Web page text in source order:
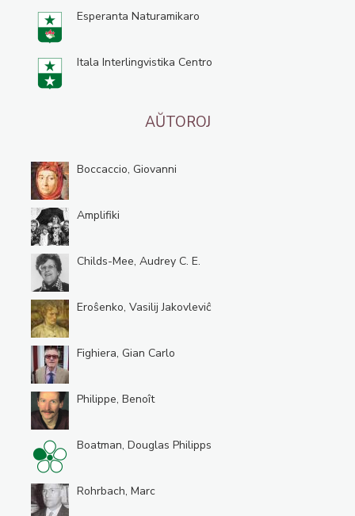
Esperanta Naturamikaro
Itala Interlingvistika Centro
AŬTOROJ
Boccaccio, Giovanni
Amplifiki
Childs-Mee, Audrey C. E.
Eroŝenko, Vasilij Jakovleviĉ
Fighiera, Gian Carlo
Philippe, Benoît
Boatman, Douglas Philipps
Rohrbach, Marc